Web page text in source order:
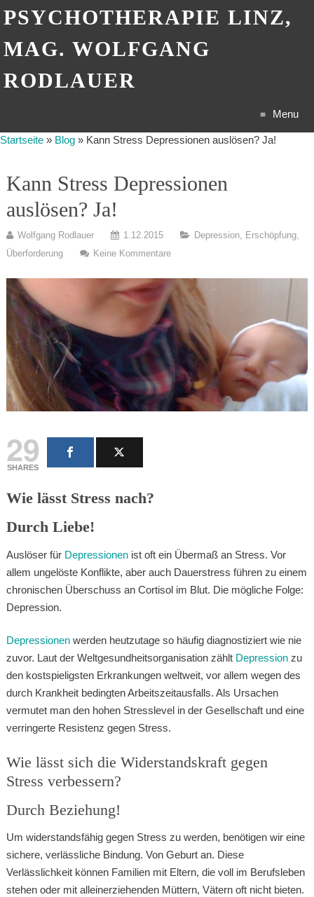
PSYCHOTHERAPIE LINZ,
MAG. WOLFGANG
RODLAUER
Menu
Startseite » Blog » Kann Stress Depressionen auslösen? Ja!
Kann Stress Depressionen
auslösen? Ja!
Wolfgang Rodlauer 1.12.2015 Depression, Erschöpfung,
Überforderung
Keine Kommentare
29
SHARES
Wie lässt Stress nach?
Durch Liebe!
Auslöser für Depressionenist oft ein Übermaß an Stress. Vor
allem ungelöste Konflikte, aber auch Dauerstress führen zu einem
chronischen Überschuss an Cortisol im Blut. Die mögliche Folge:
Depression.
Depressionenwerden heutzutage so häufig diagnostiziert wie nie
zuvor. Laut der Weltgesundheitsorganisation zählt Depressionzu
den kostspieligsten Erkrankungen weltweit, vor allem wegen des
durch Krankheit bedingten Arbeitszeitausfalls. Als Ursachen
vermutet man den hohen Stresslevel in der Gesellschaft und eine
verringerte Resistenz gegen Stress.
Wie lässt sich die Widerstandskraft gegen
Stress verbessern?
Durch Beziehung!
Um widerstandsfähig gegen Stress zu werden, benötigen wir eine
sichere, verlässliche Bindung. Von Geburt an. Diese
Verlässlichkeit können Familien mit Eltern, die voll im Berufsleben
stehen oder mit alleinerziehenden Müttern, Vätern oft nicht bieten.